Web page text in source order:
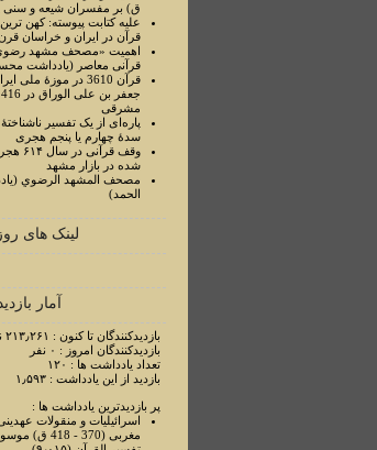
ق) بر مفسران شیعه و سنی
علیه کتابت پیوسته: کهن
قرآن در ایران و خراسان
اهمیت «مصحف مشهد
قرآنی معاصر (یادداشت
قرآن 3610 در موزۀ
مشرقی
پاره‌ای از یک تفسیر ناشناختۀ
سدۀ چهارم یا پنجم هجری
وقف
شده در بازار مشهد
مصحف المشهد الرضوي
الحمد)
لینک های
آمار
بازدیدکنندگان تا کنون : ۲۱۳٫۲۶۱ نفر
بازدیدکنندگان امروز : ۰ نفر
تعداد یادداشت ها : ۱۲۰
بازدید از این یادداشت : ۱٫۵۹۳
پر بازدیدترین یادداشت ها :
اسرائیلیات و منقولات
مغربی (370 -